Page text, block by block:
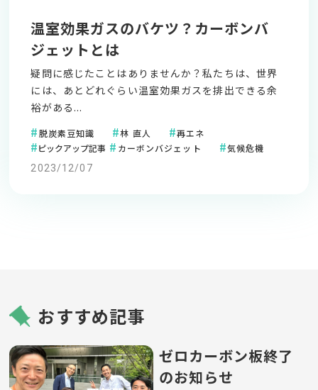
温室効果ガスのバケツ？カーボンバ
ジェットとは
疑問に感じたことはありませんか？私たちは、世界
には、あとどれぐらい温室効果ガスを排出できる余
裕がある...
脱炭素豆知識 林 直人
再エネ
ピックアップ記事
カーボンバジェット 気候危機
2023/12/07
おすすめ記事
ゼロカーボン板終了
のお知らせ